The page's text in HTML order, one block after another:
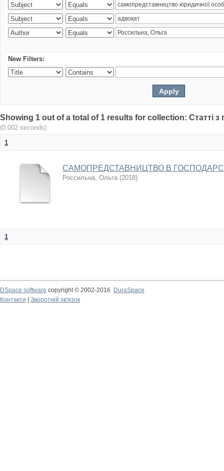
New Filters:
Showing 1 out of a total of 1 results for collection: Статті з
(0.002 seconds)
1
САМОПРЕДСТАВНИЦТВО В
Россильна, Ольга (2018)
1
DSpace software copyright © 2002-2016
DuraSpace
Контакти
Зворотній зв'язок